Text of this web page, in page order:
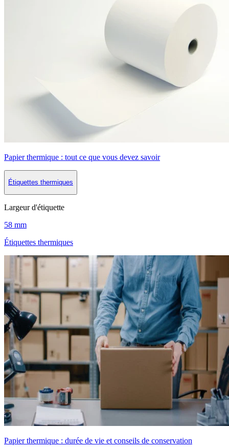
Papier thermique : tout ce que vous devez savoir
Étiquettes thermiques
Largeur d'étiquette
58 mm
Étiquettes thermiques
Papier thermique : durée de vie et conseils de conservation